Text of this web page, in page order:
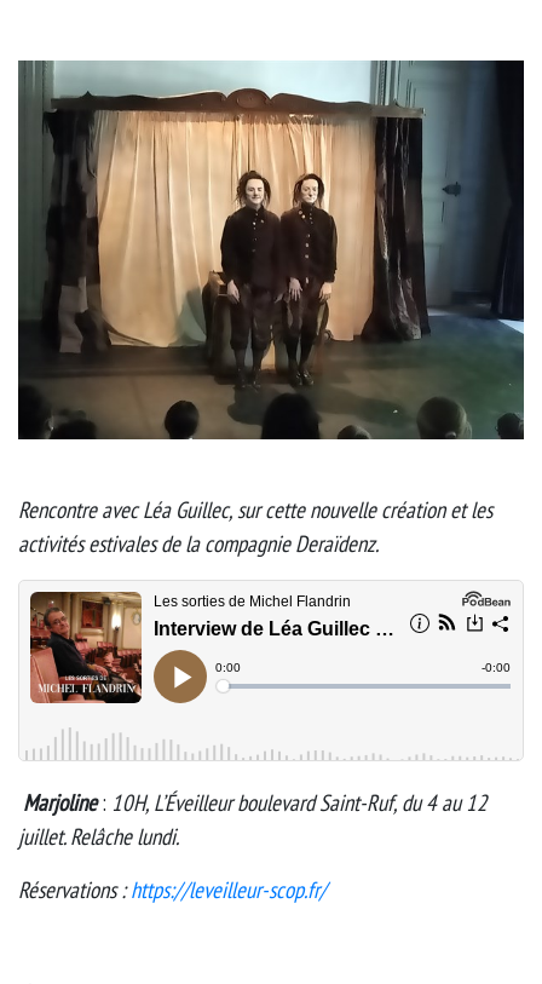
Rencontre avec Léa Guillec, sur cette nouvelle création et les
activités estivales de la compagnie Deraïdenz.
Marjoline: 10H, L’Éveilleur boulevard Saint-Ruf, du 4 au 12
juillet. Relâche lundi.
Réservations :https://leveilleur-scop.fr/